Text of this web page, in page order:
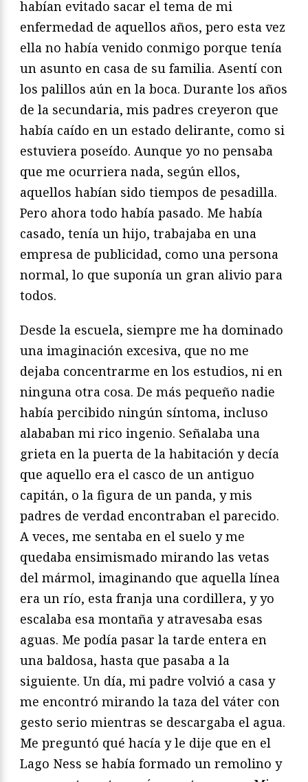
habían evitado sacar el tema de mi
enfermedad de aquellos años, pero esta vez
ella no había venido conmigo porque tenía
un asunto en casa de su familia. Asentí con
los palillos aún en la boca. Durante los años
de la secundaria, mis padres creyeron que
había caído en un estado delirante, como si
estuviera poseído. Aunque yo no pensaba
que me ocurriera nada, según ellos,
aquellos habían sido tiempos de pesadilla.
Pero ahora todo había pasado. Me había
casado, tenía un hijo, trabajaba en una
empresa de publicidad, como una persona
normal, lo que suponía un gran alivio para
todos.
Desde la escuela, siempre me ha dominado
una imaginación excesiva, que no me
dejaba concentrarme en los estudios, ni en
ninguna otra cosa. De más pequeño nadie
había percibido ningún síntoma, incluso
alababan mi rico ingenio. Señalaba una
grieta en la puerta de la habitación y decía
que aquello era el casco de un antiguo
capitán, o la figura de un panda, y mis
padres de verdad encontraban el parecido.
A veces, me sentaba en el suelo y me
quedaba ensimismado mirando las vetas
del mármol, imaginando que aquella línea
era un río, esta franja una cordillera, y yo
escalaba esa montaña y atravesaba esas
aguas. Me podía pasar la tarde entera en
una baldosa, hasta que pasaba a la
siguiente. Un día, mi padre volvió a casa y
me encontró mirando la taza del váter con
gesto serio mientras se descargaba el agua.
Me preguntó qué hacía y le dije que en el
Lago Ness se había formado un remolino y